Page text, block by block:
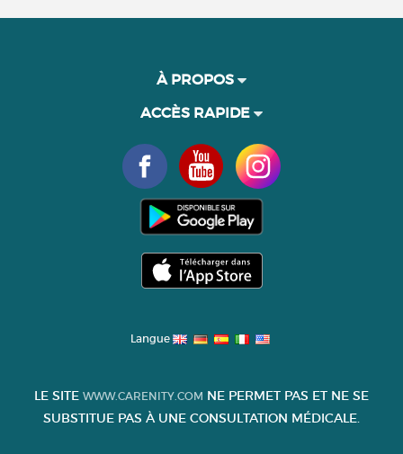
À PROPOS
ACCÈS RAPIDE
Langue
LE SITE WWW.CARENITY.COM NE PERMET PAS ET NE SE
SUBSTITUE PAS À UNE CONSULTATION MÉDICALE.